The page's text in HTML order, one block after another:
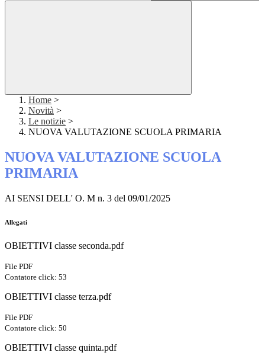
Home >
Novità >
Le notizie >
NUOVA VALUTAZIONE SCUOLA PRIMARIA
NUOVA VALUTAZIONE SCUOLA
PRIMARIA
AI SENSI DELL' O. M n. 3 del 09/01/2025
Allegati
OBIETTIVI classe seconda.pdf
File PDF
Contatore click: 53
OBIETTIVI classe terza.pdf
File PDF
Contatore click: 50
OBIETTIVI classe quinta.pdf